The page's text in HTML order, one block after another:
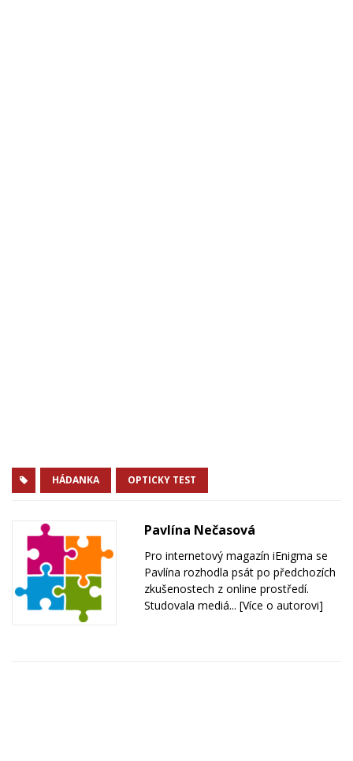
HÁDANKA OPTICKY TEST
Pavlína Nečasová
Pro internetový magazín iEnigma se
Pavlína rozhodla psát po předchozích
zkušenostech z online prostředí.
Studovala mediá... [Více o autorovi]